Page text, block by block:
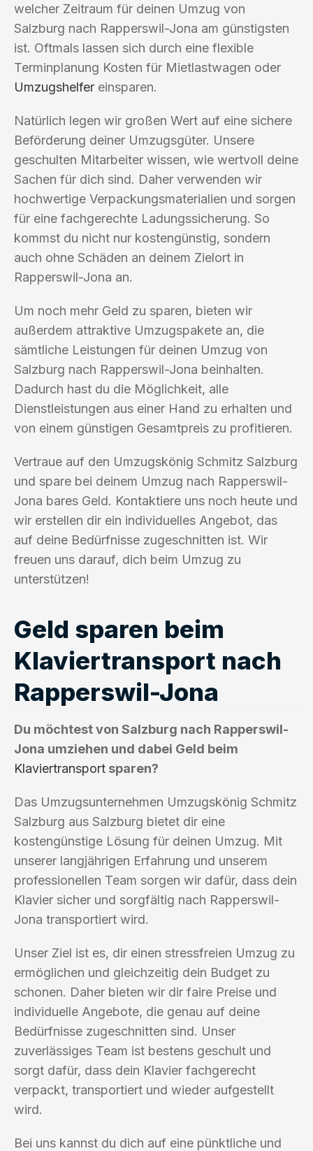
welcher Zeitraum für deinen Umzug von
Salzburg nach Rapperswil-Jona am günstigsten
ist. Oftmals lassen sich durch eine flexible
Terminplanung Kosten für Mietlastwagen oder
Umzugshelfer einsparen.
Natürlich legen wir großen Wert auf eine sichere
Beförderung deiner Umzugsgüter. Unsere
geschulten Mitarbeiter wissen, wie wertvoll deine
Sachen für dich sind. Daher verwenden wir
hochwertige Verpackungsmaterialien und sorgen
für eine fachgerechte Ladungssicherung. So
kommst du nicht nur kostengünstig, sondern
auch ohne Schäden an deinem Zielort in
Rapperswil-Jona an.
Um noch mehr Geld zu sparen, bieten wir
außerdem attraktive Umzugspakete an, die
sämtliche Leistungen für deinen Umzug von
Salzburg nach Rapperswil-Jona beinhalten.
Dadurch hast du die Möglichkeit, alle
Dienstleistungen aus einer Hand zu erhalten und
von einem günstigen Gesamtpreis zu profitieren.
Vertraue auf den Umzugskönig Schmitz Salzburg
und spare bei deinem Umzug nach Rapperswil-
Jona bares Geld. Kontaktiere uns noch heute und
wir erstellen dir ein individuelles Angebot, das
auf deine Bedürfnisse zugeschnitten ist. Wir
freuen uns darauf, dich beim Umzug zu
unterstützen!
Geld sparen beim
Klaviertransport nach
Rapperswil-Jona
Du möchtest von Salzburg nach Rapperswil-
Jona umziehen und dabei Geld beim
Klaviertransport sparen?
Das Umzugsunternehmen Umzugskönig Schmitz
Salzburg aus Salzburg bietet dir eine
kostengünstige Lösung für deinen Umzug. Mit
unserer langjährigen Erfahrung und unserem
professionellen Team sorgen wir dafür, dass dein
Klavier sicher und sorgfältig nach Rapperswil-
Jona transportiert wird.
Unser Ziel ist es, dir einen stressfreien Umzug zu
ermöglichen und gleichzeitig dein Budget zu
schonen. Daher bieten wir dir faire Preise und
individuelle Angebote, die genau auf deine
Bedürfnisse zugeschnitten sind. Unser
zuverlässiges Team ist bestens geschult und
sorgt dafür, dass dein Klavier fachgerecht
verpackt, transportiert und wieder aufgestellt
wird.
Bei uns kannst du dich auf eine pünktliche und